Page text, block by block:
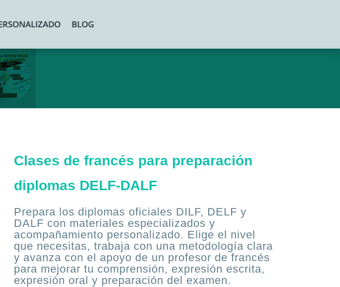
BLOG
Clases de francés para preparación
diplomas DELF-DALF
Prepara los diplomas oficiales DILF, DELF y
DALF con materiales especializados y
acompañamiento personalizado. Elige el nivel
que necesitas, trabaja con una metodología clara
y avanza con el apoyo de un profesor de francés
para mejorar tu comprensión, expresión escrita,
expresión oral y preparación del examen.